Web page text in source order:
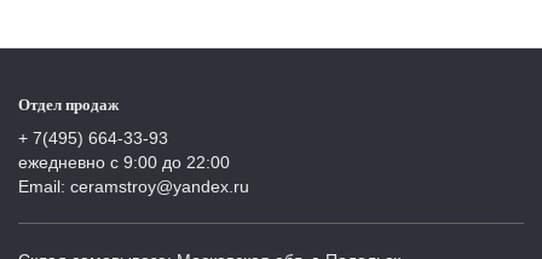
Отдел продаж
+ 7(495) 664-33-93
ежедневно с 9:00 до 22:00
Email: ceramstroy@yandex.ru